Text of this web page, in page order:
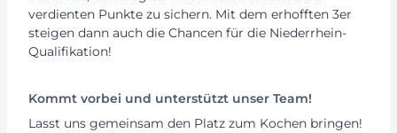
verdienten Punkte zu sichern. Mit dem erhofften 3er
steigen dann auch die Chancen für die Niederrhein-
Qualifikation!
Kommt vorbei und unterstützt unser Team!
Lasst uns gemeinsam den Platz zum Kochen bringen!